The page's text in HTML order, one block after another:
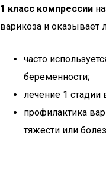
1 класс компрессии
варикоза и оказывает
часто
беременности;
лечение 1 стадии
профилактика
тяжести или